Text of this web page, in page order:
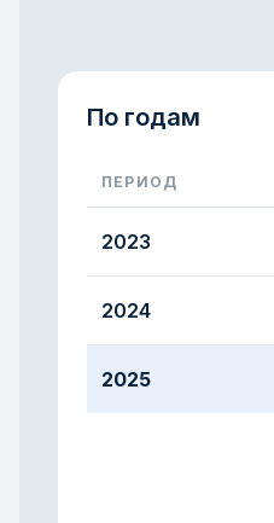
По годам
ПЕРИОД
2023
2024
2025